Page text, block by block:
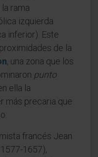
rama
izquierda
inferior). Este
de la
, una zona que los
punto
ella la
más precaria que
francés Jean
1657),